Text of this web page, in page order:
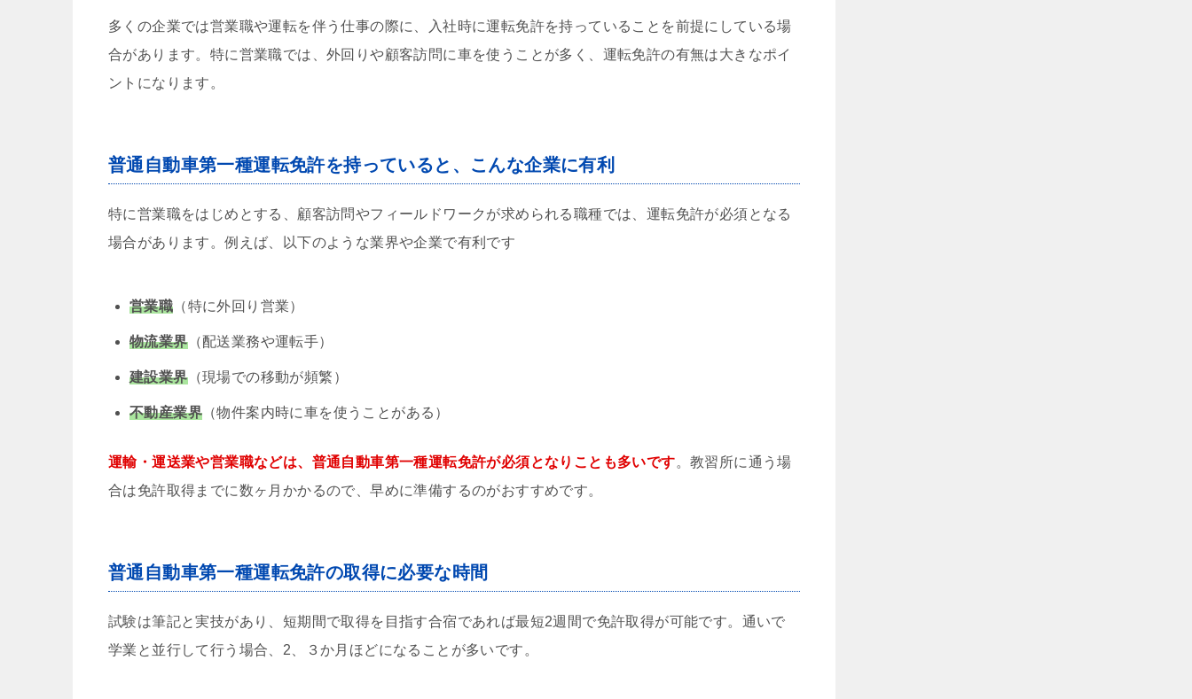
多くの企業では営業職や運転を伴う仕事の際に、入社時に運転免許を持っていることを前提にしている場
合があります。特に営業職では、外回りや顧客訪問に車を使うことが多く、運転免許の有無は大きなポイ
ントになります。
普通自動車第一種運転免許を持っていると、こんな企業に有利
特に営業職をはじめとする、顧客訪問やフィールドワークが求められる職種では、運転免許が必須となる
場合があります。例えば、以下のような業界や企業で有利です
営業職 （特に外回り営業）
物流業界（配送業務や運転手）
建設業界（現場での移動が頻繁）
不動産業界 （物件案内時に車を使うことがある）
運輸・運送業や営業職などは、普通自動車第一種運転免許が必須となりことも多いです。教習所に通う場
合は免許取得までに数ヶ月かかるので、早めに準備するのがおすすめです。
普通自動車第一種運転免許の取得に必要な時間
試験は筆記と実技があり、短期間で取得を目指す合宿であれば最短2週間で免許取得が可能です。通いで
学業と並行して行う場合、2、３か月ほどになることが多いです。